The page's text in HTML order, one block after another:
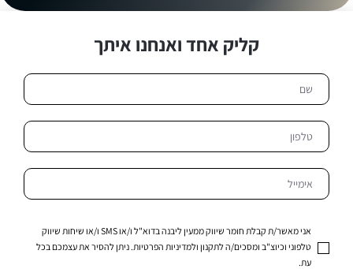
קליק אחד ואנחנו איתך
אני מאשר/ת קבלת חומר שיווק ממעין ליבנה בדוא"ל ו/או SMS ו/או שיחות שיווק
טלפוני וכיוצ"ב ומסכים/ה לתקנון ולמדיניות הפרטיות. ניתן להסיר את עצמכם בכל
עת.